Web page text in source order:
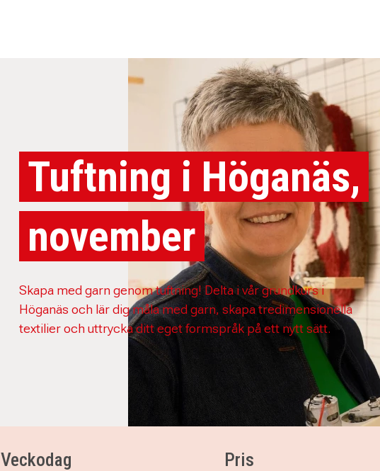
Tuftning i Höganäs,
november
Skapa med garn genom tuftning! Delta i vår grundkurs i
Höganäs och lär dig måla med garn, skapa tredimensionella
textilier och uttrycka ditt eget formspråk på ett nytt sätt.
Veckodag Pris